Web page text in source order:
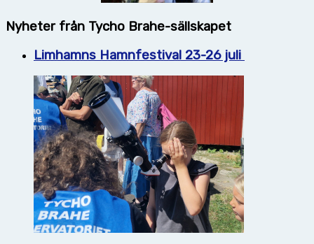
Nyheter från Tycho Brahe-sällskapet
Limhamns Hamnfestival 23-26 juli